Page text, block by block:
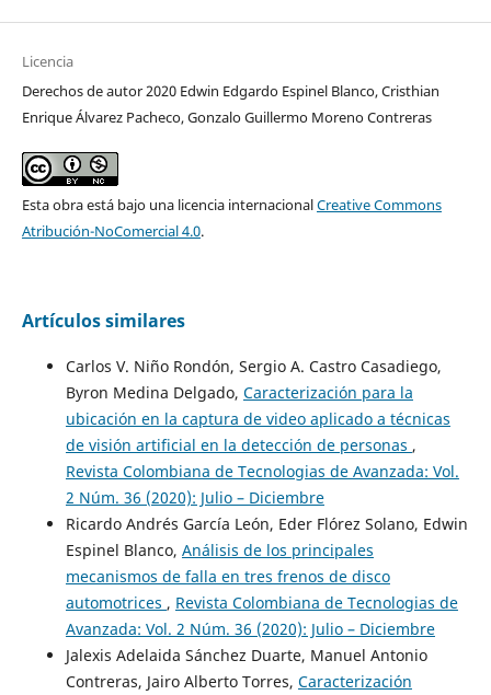
Licencia
Derechos de autor 2020 Edwin Edgardo Espinel Blanco, Cristhian
Enrique Álvarez Pacheco, Gonzalo Guillermo Moreno Contreras
Esta obra está bajo una licencia internacionalCreative Commons
Atribución-NoComercial 4.0.
Artículos similares
Carlos V. Niño Rondón, Sergio A. Castro Casadiego,
Byron Medina Delgado, Caracterización para la
ubicación en la captura de video aplicado a técnicas
de visión artificial en la detección de personas ,
Revista Colombiana de Tecnologias de Avanzada: Vol.
2 Núm. 36 (2020): Julio – Diciembre
Ricardo Andrés García León, Eder Flórez Solano, Edwin
Espinel Blanco, Análisis de los principales
mecanismos de falla en tres frenos de disco
automotrices , Revista Colombiana de Tecnologias de
Avanzada: Vol. 2 Núm. 36 (2020): Julio – Diciembre
Jalexis Adelaida Sánchez Duarte, Manuel Antonio
Contreras, Jairo Alberto Torres, Caracterización